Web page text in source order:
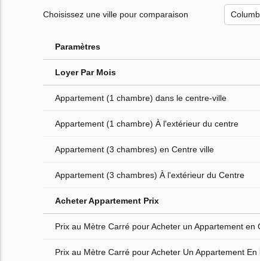
Choisissez une ville pour comparaison
Paramètres
Loyer Par Mois
Appartement (1 chambre) dans le centre-ville
Appartement (1 chambre) À l'extérieur du centre
Appartement (3 chambres) en Centre ville
Appartement (3 chambres) À l'extérieur du Centre
Acheter Appartement Prix
Prix au Mètre Carré pour Acheter un Appartement en
Prix au Mètre Carré pour Acheter Un Appartement